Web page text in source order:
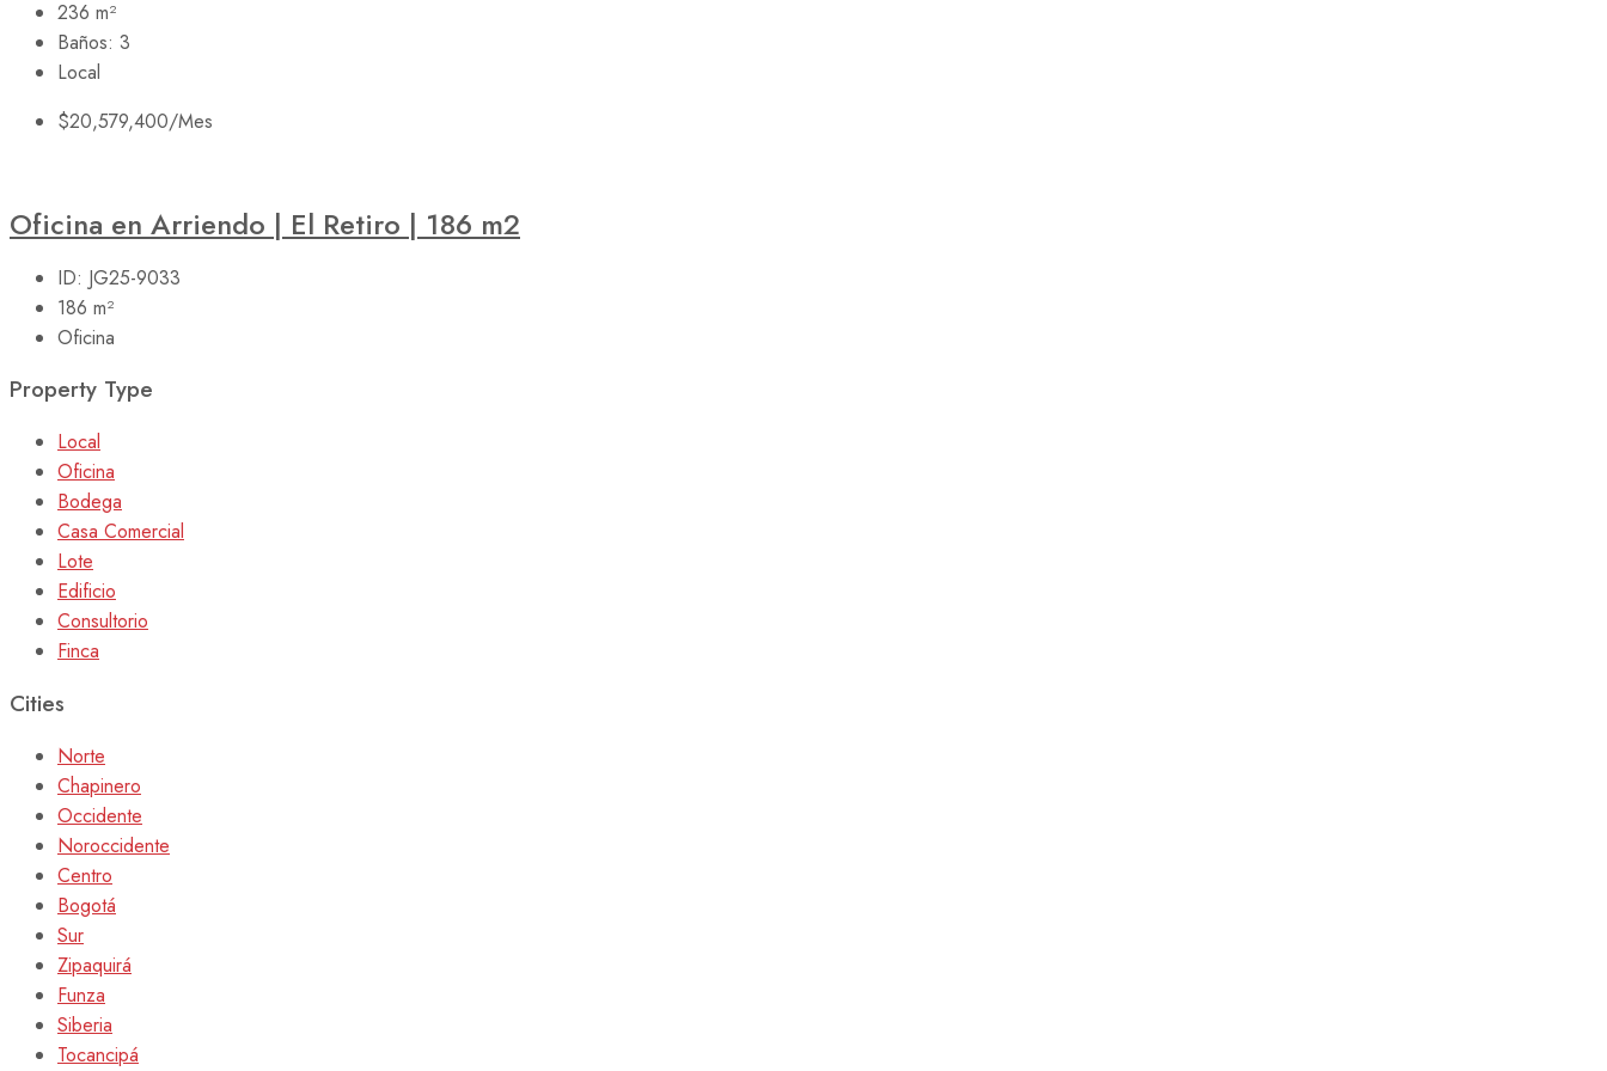
236 m²
Baños: 3
Local
$20,579,400/Mes
Oficina en Arriendo | El Retiro | 186 m2
ID: JG25-9033
186 m²
Oficina
Property Type
Local
Oficina
Bodega
Casa Comercial
Lote
Edificio
Consultorio
Finca
Cities
Norte
Chapinero
Occidente
Noroccidente
Centro
Bogotá
Sur
Zipaquirá
Funza
Siberia
Tocancipá